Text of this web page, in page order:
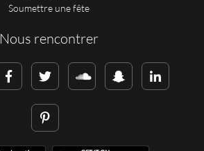
Soumettre une fête
Nous rencontrer